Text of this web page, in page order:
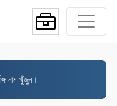
নাম খুঁজুন।